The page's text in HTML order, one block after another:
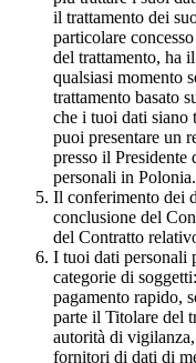
il trattamento dei
particolare
del trattamento, ha
qualsiasi momento
trattamento basato
che i tuoi dati siano
puoi presentare un
presso il
personali in Polonia.
Il conferimento dei
conclusione del
del Contratto
I tuoi dati personali
categorie di
pagamento rapido,
parte il Titolare del
autorità di
fornitori di dati di